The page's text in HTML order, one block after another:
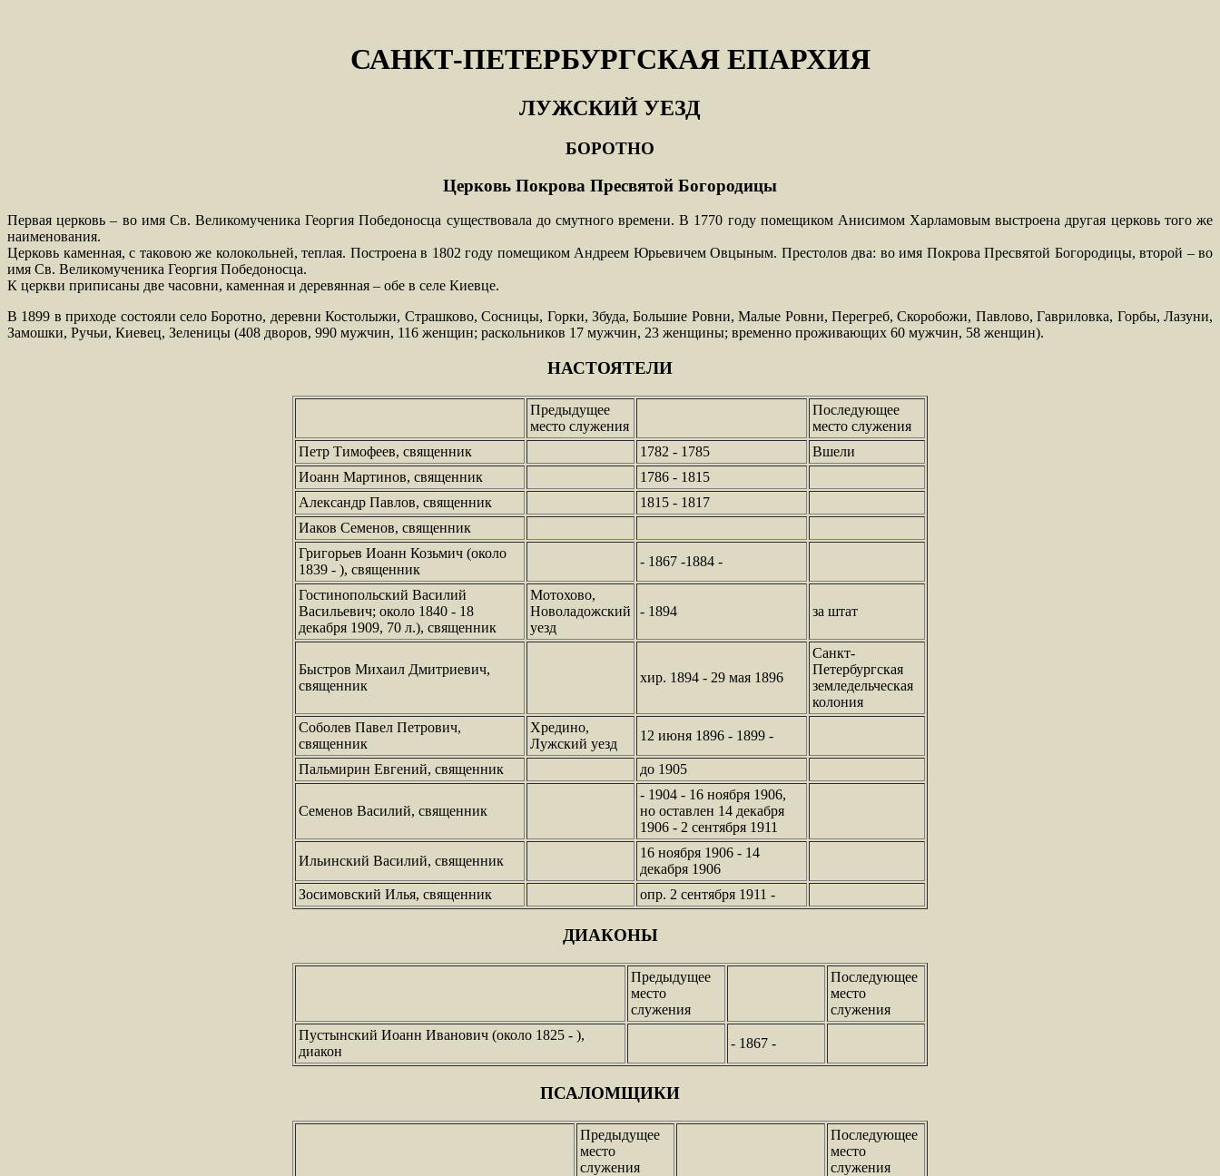
САНКТ-ПЕТЕРБУРГСКАЯ ЕПАРХИЯ
ЛУЖСКИЙ УЕЗД
БОРОТНО
Церковь Покрова Пресвятой Богородицы
Первая церковь – во имя Св. Великомученика Георгия Победоносца существовала до смутного времени. В 1770 году помещиком Анисимом Харламовым выстроена другая церковь того же
наименования.
Церковь каменная, с таковою же колокольней, теплая. Построена в 1802 году помещиком Андреем Юрьевичем Овцыным. Престолов два: во имя Покрова Пресвятой Богородицы, второй – во
имя Св. Великомученика Георгия Победоносца.
К церкви приписаны две часовни, каменная и деревянная – обе в селе Киевце.
В 1899 в приходе состояли село Боротно, деревни Костолыжи, Страшково, Сосницы, Горки, Збуда, Большие Ровни, Малые Ровни, Перегреб, Скоробожи, Павлово, Гавриловка, Горбы, Лазуни,
Замошки, Ручьи, Киевец, Зеленицы (408 дворов, 990 мужчин, 116 женщин; раскольников 17 мужчин, 23 женщины; временно проживающих 60 мужчин, 58 женщин).
НАСТОЯТЕЛИ
Предыдущее
место служения
Последующее
место служения
Петр Тимофеев, священник
1782 - 1785
Вшели
Иоанн Мартинов, священник
1786 - 1815
Александр Павлов, священник
1815 - 1817
Иаков Семенов, священник
Григорьев Иоанн Козьмич (около
1839 - ), священник
- 1867 -1884 -
Гостинопольский Василий
Васильевич; около 1840 - 18
декабря 1909, 70 л.), священник
Мотохово,
Новоладожский
уезд
- 1894 за штат
Быстров Михаил Дмитриевич,
священник
хир. 1894 - 29 мая 1896
Санкт-
Петербургская
земледельческая
колония
Соболев Павел Петрович,
священник
Хредино,
Лужский уезд
12 июня 1896 - 1899 -
Пальмирин Евгений, священник до 1905
Семенов Василий, священник
- 1904 - 16 ноября 1906,
но оставлен 14 декабря
1906 - 2 сентября 1911
Ильинский Василий, священник
16 ноября 1906 - 14
декабря 1906
Зосимовский Илья, священник
опр. 2 сентября 1911 -
ДИАКОНЫ
Предыдущее
место
служения
Последующее
место
служения
Пустынский Иоанн Иванович (около 1825 - ),
диакон
- 1867 -
ПСАЛОМЩИКИ
Предыдущее
место
служения
Последующее
место
служения